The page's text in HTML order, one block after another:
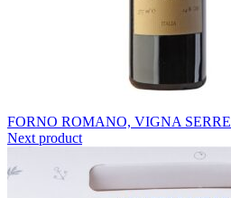
FORNO ROMANO, VIGNA SERRE
Next product